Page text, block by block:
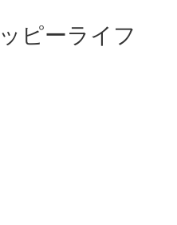
ピーライフ